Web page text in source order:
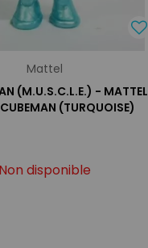
Mattel
(M.U.S.C.L.E.) - MATTEL
(TURQUOISE)
Non disponible